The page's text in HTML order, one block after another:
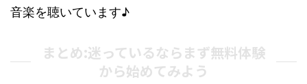
音楽を聴いています♪
まとめ:迷っているならまず無料体験
から始めてみよう